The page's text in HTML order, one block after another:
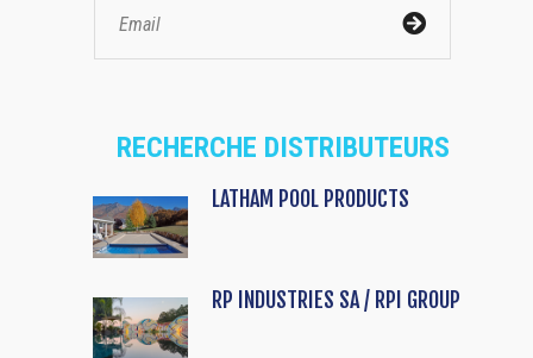
RECHERCHE DISTRIBUTEURS
LATHAM POOL PRODUCTS
RP INDUSTRIES SA / RPI GROUP